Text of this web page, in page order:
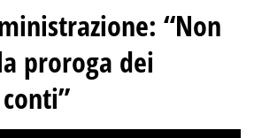
“Non
proroga dei